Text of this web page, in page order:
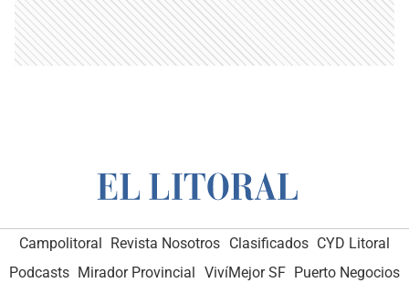
Campolitoral Revista Nosotros Clasificados CYD Litoral
Podcasts Mirador Provincial VivíMejor SF Puerto Negocios